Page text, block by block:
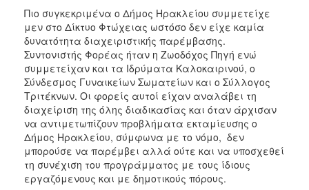
2011
2010
2006
ΤΟΠΟΣ
ΠΟΛΙΤΙΣΜΟΣ
Πιο συγκεκριμένα ο Δήμος Ηρακλείου συμμετείχε
μεν στο Δίκτυο Φτώχειας ωστόσο δεν είχε καμία
δυνατότητα διαχειριστικής παρέμβασης.
Συντονιστής Φορέας ήταν η Ζωοδόχος Πηγή ενώ
συμμετείχαν και τα Ιδρύματα Καλοκαιρινού, ο
Σύνδεσμος Γυναικείων Σωματείων και ο Σύλλογος
Τριτέκνων. Οι φορείς αυτοί είχαν αναλάβει τη
διαχείριση της όλης διαδικασίας και όταν άρχισαν
να αντιμετωπίζουν προβλήματα εκταμίευσης ο
Δήμος Ηρακλείου, σύμφωνα με το νόμο, δεν
μπορούσε να παρέμβει αλλά ούτε και να υποσχεθεί
τη συνέχιση του προγράμματος με τους ίδιους
εργαζόμενους και με δημοτικούς πόρους.